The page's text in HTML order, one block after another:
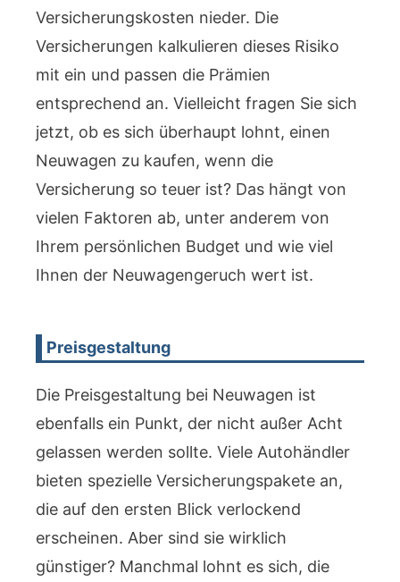
Versicherungskosten nieder. Die
Versicherungen kalkulieren dieses Risiko
mit ein und passen die Prämien
entsprechend an. Vielleicht fragen Sie sich
jetzt, ob es sich überhaupt lohnt, einen
Neuwagen zu kaufen, wenn die
Versicherung so teuer ist? Das hängt von
vielen Faktoren ab, unter anderem von
Ihrem persönlichen Budget und wie viel
Ihnen der Neuwagengeruch wert ist.
Preisgestaltung
Die Preisgestaltung bei Neuwagen ist
ebenfalls ein Punkt, der nicht außer Acht
gelassen werden sollte. Viele Autohändler
bieten spezielle Versicherungspakete an,
die auf den ersten Blick verlockend
erscheinen. Aber sind sie wirklich
günstiger? Manchmal lohnt es sich, die